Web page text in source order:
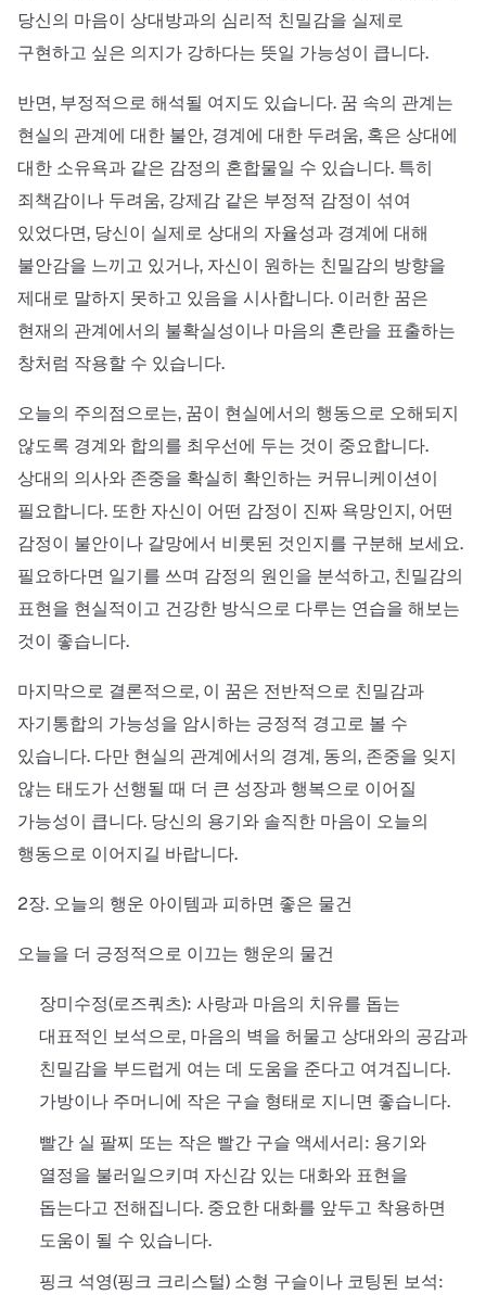
당신의 마음이 상대방과의 심리적 친밀감을 실제로
구현하고 싶은 의지가 강하다는 뜻일 가능성이 큽니다.
반면, 부정적으로 해석될 여지도 있습니다. 꿈 속의 관계는
현실의 관계에 대한 불안, 경계에 대한 두려움, 혹은 상대에
대한 소유욕과 같은 감정의 혼합물일 수 있습니다. 특히
죄책감이나 두려움, 강제감 같은 부정적 감정이 섞여
있었다면, 당신이 실제로 상대의 자율성과 경계에 대해
불안감을 느끼고 있거나, 자신이 원하는 친밀감의 방향을
제대로 말하지 못하고 있음을 시사합니다. 이러한 꿈은
현재의 관계에서의 불확실성이나 마음의 혼란을 표출하는
창처럼 작용할 수 있습니다.
오늘의 주의점으로는, 꿈이 현실에서의 행동으로 오해되지
않도록 경계와 합의를 최우선에 두는 것이 중요합니다.
상대의 의사와 존중을 확실히 확인하는 커뮤니케이션이
필요합니다. 또한 자신이 어떤 감정이 진짜 욕망인지, 어떤
감정이 불안이나 갈망에서 비롯된 것인지를 구분해 보세요.
필요하다면 일기를 쓰며 감정의 원인을 분석하고, 친밀감의
표현을 현실적이고 건강한 방식으로 다루는 연습을 해보는
것이 좋습니다.
마지막으로 결론적으로, 이 꿈은 전반적으로 친밀감과
자기통합의 가능성을 암시하는 긍정적 경고로 볼 수
있습니다. 다만 현실의 관계에서의 경계, 동의, 존중을 잊지
않는 태도가 선행될 때 더 큰 성장과 행복으로 이어질
가능성이 큽니다. 당신의 용기와 솔직한 마음이 오늘의
행동으로 이어지길 바랍니다.
2장. 오늘의 행운 아이템과 피하면 좋은 물건
오늘을 더 긍정적으로 이끄는 행운의 물건
장미수정(로즈쿼츠): 사랑과 마음의 치유를 돕는
대표적인 보석으로, 마음의 벽을 허물고 상대와의 공감과
친밀감을 부드럽게 여는 데 도움을 준다고 여겨집니다.
가방이나 주머니에 작은 구슬 형태로 지니면 좋습니다.
빨간 실 팔찌 또는 작은 빨간 구슬 액세서리: 용기와
열정을 불러일으키며 자신감 있는 대화와 표현을
돕는다고 전해집니다. 중요한 대화를 앞두고 착용하면
도움이 될 수 있습니다.
핑크 석영(핑크 크리스털) 소형 구슬이나 코팅된 보석: